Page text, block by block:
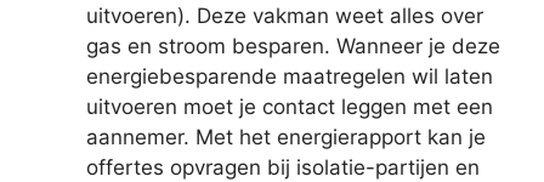
uitvoeren). Deze vakman weet alles over
gas en stroom besparen. Wanneer je deze
energiebesparende maatregelen wil laten
uitvoeren moet je contact leggen met een
aannemer. Met het energierapport kan je
offertes opvragen bij isolatie-partijen en